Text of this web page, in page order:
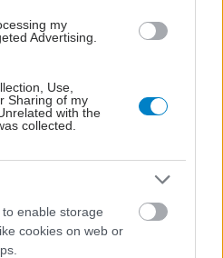
my
Advertising.
Use,
Sharing of my
with the
collected.
enable storage
cookies on web or